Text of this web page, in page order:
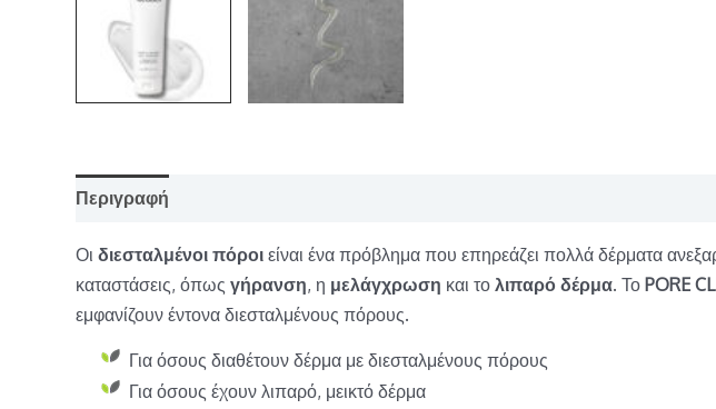
Περιγραφή
Οι διεσταλμένοι πόροι είναι ένα πρόβλημα που επηρεάζει πολλά δέρματα
καταστάσεις, όπως γήρανση, η μελάγχρωση και το λιπαρό δέρμα. Το PORE
εμφανίζουν έντονα διεσταλμένους πόρους.
Για όσους διαθέτουν δέρμα με διεσταλμένους πόρους
Για όσους έχουν λιπαρό, μεικτό δέρμα